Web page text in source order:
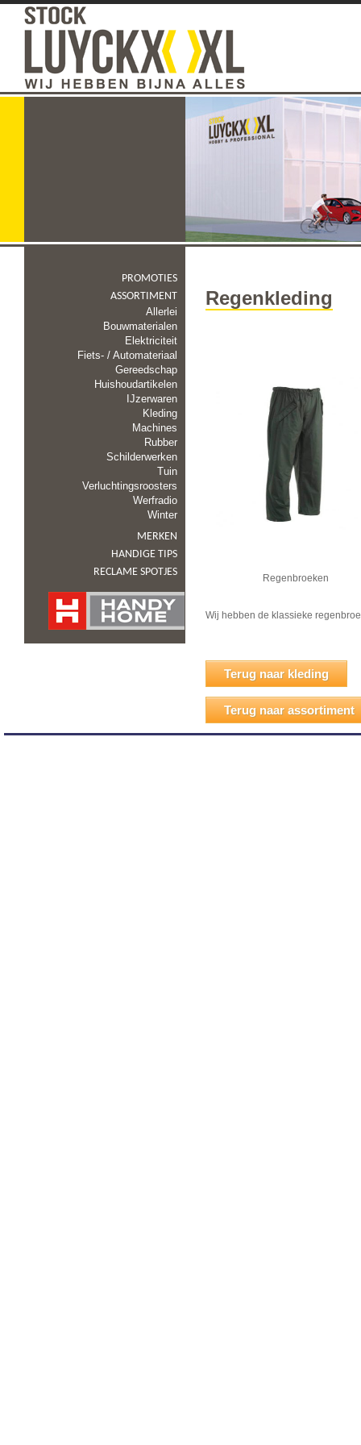
PROMOTIES
ASSORTIMENT
Allerlei
Bouwmaterialen
Elektriciteit
Fiets- / Automateriaal
Gereedschap
Huishoudartikelen
IJzerwaren
Kleding
Machines
Rubber
Schilderwerken
Tuin
Verluchtingsroosters
Werfradio
Winter
MERKEN
HANDIGE TIPS
RECLAME SPOTJES
Regenkleding
Regenbroeken
Wij hebben de klassieke
Terug naar kleding
Terug naar assortiment